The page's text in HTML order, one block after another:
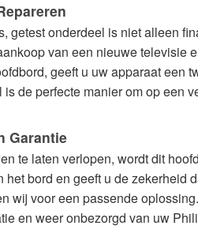
getest onderdeel is niet alleen
van een nieuwe televisie
geeft u uw apparaat een
de perfecte manier om op een
Garantie
te laten verlopen, wordt dit
bord en geeft u de zekerheid
wij voor een passende
en weer onbezorgd van uw